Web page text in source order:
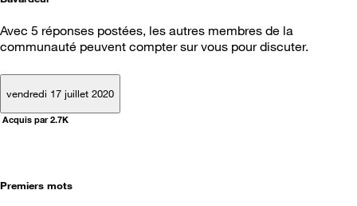
Avec 5 réponses postées, les autres membres de la
communauté peuvent compter sur vous pour discuter.
vendredi 17 juillet 2020
Acquis par 2.7K
Premiers mots